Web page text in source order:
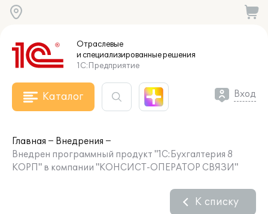
Отраслевые
и специализированныерешения
1С:Предприятие
Каталог Вход
Главная
Внедрения
Внедрен программный продукт "1С:Бухгалтерия 8
КОРП" в компании "КОНСИСТ-ОПЕРАТОР СВЯЗИ"
К списку